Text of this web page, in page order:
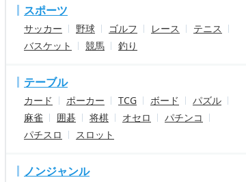
スポーツ
サッカー 野球 ゴルフ レース
テニス
バスケット
競馬 釣り
テーブル
カード ポーカー TCG ボード
パズル
麻雀
囲碁 将棋 オセロ
パチンコ
パチスロ
スロット
ノンジャンル